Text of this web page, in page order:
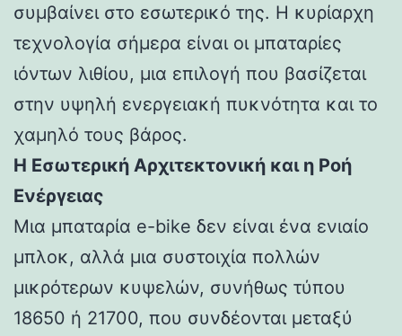
συμβαίνει στο εσωτερικό της. Η κυρίαρχη
τεχνολογία σήμερα είναι οι μπαταρίες
ιόντων λιθίου, μια επιλογή που βασίζεται
στην υψηλή ενεργειακή πυκνότητα και το
χαμηλό τους βάρος.
Η Εσωτερική Αρχιτεκτονική και η Ροή
Ενέργειας
Μια μπαταρία e-bike δεν είναι ένα ενιαίο
μπλοκ, αλλά μια συστοιχία πολλών
μικρότερων κυψελών, συνήθως τύπου
18650 ή 21700, που συνδέονται μεταξύ